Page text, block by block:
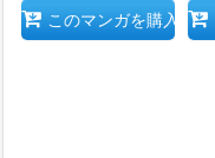
このマンガを購入